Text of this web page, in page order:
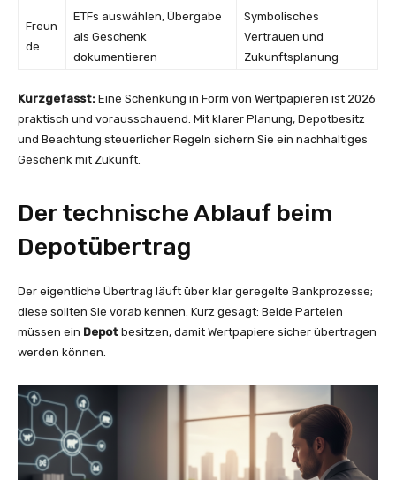
Freun
de
ETFs auswählen, Übergabe
als Geschenk
dokumentieren
Symbolisches
Vertrauen und
Zukunftsplanung
Kurzgefasst: Eine Schenkung in Form von Wertpapieren ist 2026
praktisch und vorausschauend. Mit klarer Planung, Depotbesitz
und Beachtung steuerlicher Regeln sichern Sie ein nachhaltiges
Geschenk mit Zukunft.
Der technische Ablauf beim
Depotübertrag
Der eigentliche Übertrag läuft über klar geregelte Bankprozesse;
diese sollten Sie vorab kennen. Kurz gesagt: Beide Parteien
müssen ein Depot besitzen, damit Wertpapiere sicher übertragen
werden können.